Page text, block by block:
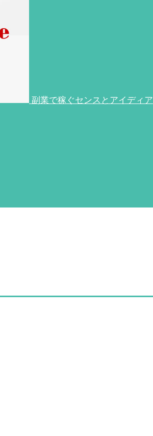
副業で稼ぐセンスとアイディア